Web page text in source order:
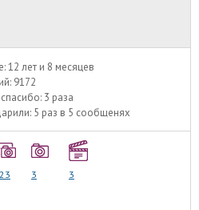
12 лет и 8 месяцев
9172
3 раза
5 раз в 5 сообщенях
3 3